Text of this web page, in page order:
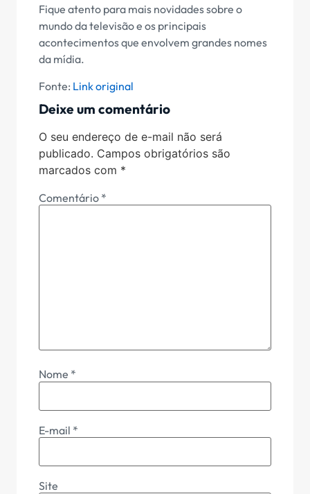
Fique atento para mais novidades sobre o
mundo da televisão e os principais
acontecimentos que envolvem grandes nomes
da mídia.
Fonte: Link original
Deixe um comentário
O seu endereço de e-mail não será
publicado. Campos obrigatórios são
marcados com *
Comentário *
Nome *
E-mail *
Site